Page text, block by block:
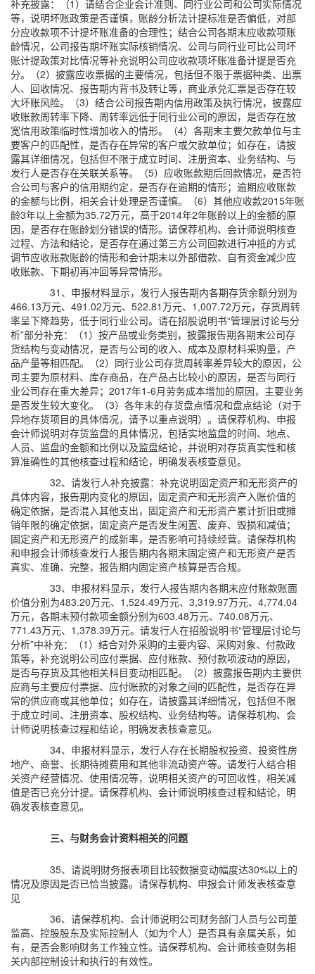
补充披露：（1）请结合企业会计准则、同行业公司和公司实际情况
等，说明坏账政策是否谨慎，账龄分析法计提标准是否偏低，对部
分应收款项不计提坏账准备的合理性；结合公司各期末应收款项账
龄情况，公司报告期坏账实际核销情况、公司与同行业可比公司坏
账计提政策对比情况等补充说明公司应收款项坏账准备计提是否充
分。（2）披露应收票据的主要情况，包括但不限于票据种类、出票
人、回收情况、报告期内背书及转让等，商业承兑汇票是否存在较
大坏账风险。（3）结合公司报告期内信用政策及执行情况，披露应
收账款周转率下降、周转率远低于同行业公司的原因，是否存在放
宽信用政策临时性增加收入的情形。（4）各期末主要欠款单位与主
要客户的匹配性，是否存在异常的客户或欠款单位；如存在，请披
露其详细情况，包括但不限于成立时间、注册资本、业务结构、与
发行人是否存在关联关系等。（5）应收账款期后回款情况，是否符
合公司与客户的信用期约定，是否存在逾期的情形；逾期应收账款
的金额与比例，相关会计处理是否谨慎。（6）其他应收款2015年账
龄3年以上金额为35.72万元，高于2014年2年账龄以上的金额的原
因，是否存在账龄划分错误的情形。请保荐机构、会计师说明核查
过程、方法和结论，是否存在通过第三方公司回款进行冲抵的方式
调节应收账款账龄的情形和会计期末以外部借款、自有资金减少应
收账款、下期初再冲回等异常情形。
31、申报材料显示，发行人报告期内各期存货余额分别为
466.13万元、491.02万元、522.81万元、1,007.72万元，存货周转
率呈下降趋势，低于同行业公司。请在招股说明书“管理层讨论与分
析”部分补充：（1）按产品或业务类别，披露报告期各期末公司存
货结构与变动情况，是否与公司的收入、成本及原材料采购量，产
品产量等相匹配。（2）同行业公司存货周转率差异较大的原因，公
司主要为原材料、库存商品，在产品占比较小的原因，是否与同行
业公司存在重大差异；2017年1-6月劳务成本增加的原因，主要业务
是否发生较大变化。（3）各年末的存货盘点情况和盘点结论（对于
异地存货项目的具体情况，请予以重点说明）。请保荐机构、申报
会计师说明对存货监盘的具体情况，包括实地监盘的时间、地点、
人员、监盘的金额和比例以及监盘结论，并说明对存货真实性和核
算准确性的其他核查过程和结论，明确发表核查意见。
32、请发行人补充披露：补充说明固定资产和无形资产的
具体内容，报告期内变化的原因，固定资产和无形资产入账价值的
确定依据，是否混入其他支出，固定资产和无形资产累计折旧或摊
销年限的确定依据，固定资产是否发生闲置、废弃、毁损和减值；
固定资产和无形资产的成新率，是否影响可持续经营。请保荐机构
和申报会计师核查发行人报告期内各期末固定资产和无形资产是否
真实、准确、完整，报告期内固定资产核算是否合规。
33、申报材料显示，发行人报告期内各期末应付账款账面
价值分别为483.20万元、1,524.49万元、3,319.97万元、4,774.04
万元，各期末预付款项金额分别为603.48万元、740.08万元、
771.43万元、1,378.39万元。请发行人在招股说明书“管理层讨论与
分析”中补充：（1）结合对外采购的主要内容、采购对象、付款政
策等，补充说明公司应付票据、应付账款、预付款项波动的原因，
是否与存货及其他相关科目变动相匹配。（2）披露报告期内主要供
应商与主要应付票据、应付账款的对象之间的匹配性，是否存在异
常的供应商或其他单位；如存在，请披露其详细情况，包括但不限
于成立时间、注册资本、股权结构、业务结构等。请保荐机构、会
计师说明核查过程和结论，明确发表核查意见。
34、申报材料显示，发行人存在长期股权投资、投资性房
地产、商誉、长期待摊费用和其他非流动资产等。请发行人结合相
关资产经营情况、使用情况等，说明相关资产的可回收性，相关减
值是否已充分计提。请保荐机构、会计师说明核查过程和结论，明
确发表核查意见。
三、与财务会计资料相关的问题
35、请说明财务报表项目比较数据变动幅度达30%以上的
情况及原因是否已恰当披露。请保荐机构、申报会计师发表核查意
见
36、请保荐机构、会计师说明公司财务部门人员与公司董
监高、控股股东及实际控制人（如为个人）是否具有亲属关系，如
有，是否会影响财务工作独立性。请保荐机构、会计师核查财务相
关内部控制设计和执行的有效性。